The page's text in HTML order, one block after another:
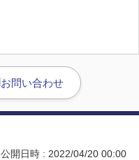
お問い合わせ
公開日時 : 2022/04/20 00:00